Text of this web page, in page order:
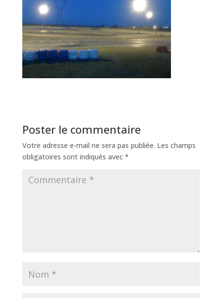
Poster le commentaire
Votre adresse e-mail ne sera pas publiée. Les champs
obligatoires sont indiqués avec *